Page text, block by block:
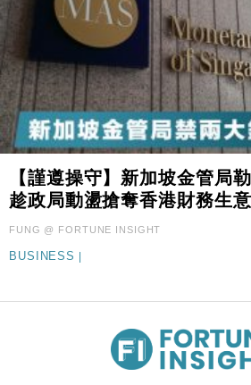
【謹遵操守】新加坡金管局
趁政局動盪搶奪香港財務生意
FUNG @ FORTUNE INSIGHT
BUSINESS |